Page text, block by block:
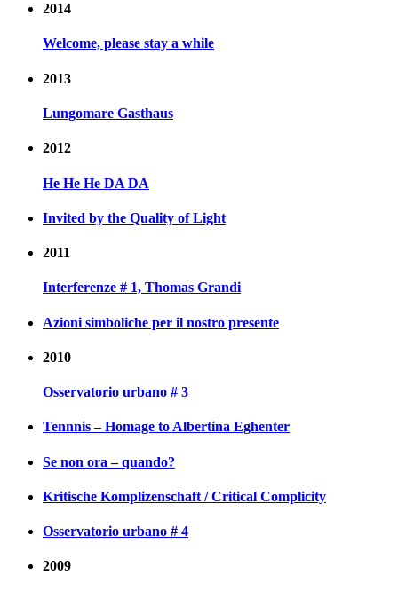
2014
Welcome, please stay a while
2013
Lungomare Gasthaus
2012
He He He DA DA
Invited by the Quality of Light
2011
Interferenze # 1, Thomas Grandi
Azioni simboliche per il nostro presente
2010
Osservatorio urbano # 3
Tennnis – Homage to Albertina Eghenter
Se non ora – quando?
Kritische Komplizenschaft / Critical Complicity
Osservatorio urbano # 4
2009